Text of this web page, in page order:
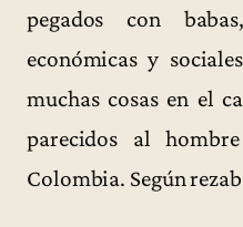
pegados con
económicas y
muchas cosas en el
parecidos al
Colombia. Según